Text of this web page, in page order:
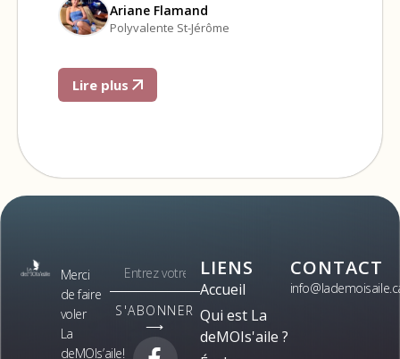
Ariane Flamand
Polyvalente St-Jérôme
Lire plus
Merci
de faire
voler
La
deMOIs’aile!
S'ABONNER
⟶
LIENS
Accueil
Qui est La
deMOIs'aile ?
CONTACT